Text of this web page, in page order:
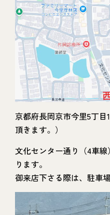
京都府長岡京市今里5丁目
頂きます。）
文化センター通り（4車
ります。
御来店下さる際は、駐車